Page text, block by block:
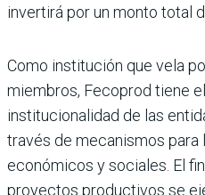
invertirá por un monto total
Como institución que vela
miembros, Fecoprod tiene
institucionalidad de las
través de mecanismos
económicos y sociales. El
proyectos productivos se